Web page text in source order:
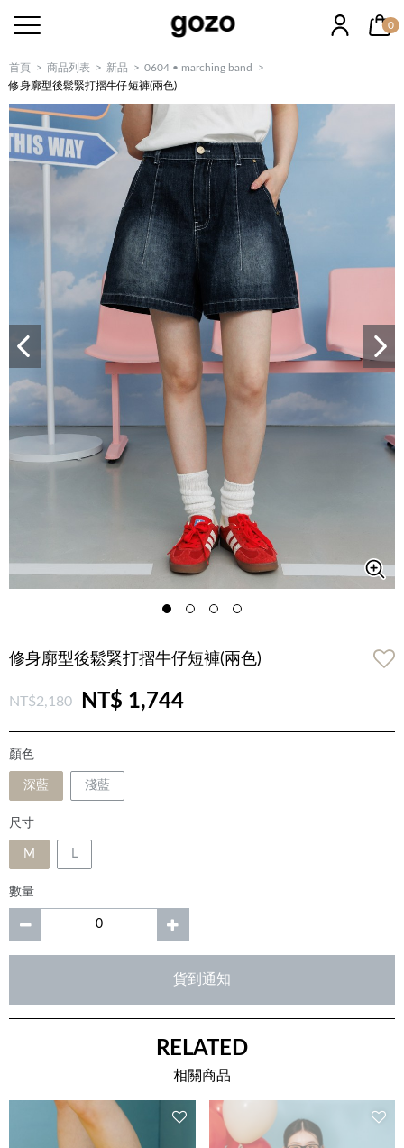
0
首頁 商品列表 新品
0604 • marching band
修身廓型後鬆緊打摺牛仔短褲(兩色)
修身廓型後鬆緊打摺牛仔短褲(兩色)
NT$2,180 NT$ 1,744
顏色
深藍 淺藍
尺寸
M L
數量
貨到通知
RELATED
相關商品